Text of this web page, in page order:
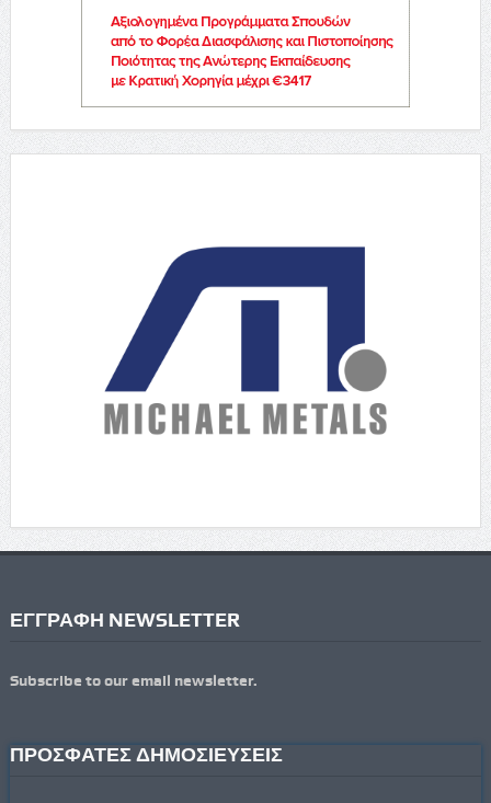
ΕΓΓΡΑΦΗ NEWSLETTER
Subscribe to our email newsletter.
ΠΡΟΣΦΑΤΕΣ ΔΗΜΟΣΙΕΥΣΕΙΣ